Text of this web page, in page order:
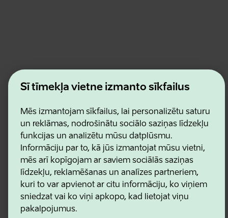
Šī tīmekļa vietne izmanto sīkfailus
Mēs izmantojam sīkfailus, lai personalizētu saturu
un reklāmas, nodrošinātu sociālo saziņas līdzekļu
funkcijas un analizētu mūsu datplūsmu.
Informāciju par to, kā jūs izmantojat mūsu vietni,
mēs arī kopīgojam ar saviem sociālās saziņas
līdzekļu, reklamēšanas un analīzes partneriem,
kuri to var apvienot ar citu informāciju, ko viņiem
sniedzat vai ko viņi apkopo, kad lietojat viņu
pakalpojumus.
Kontakti
Lietošanas noteikumi
Sīkdatņu un konfidencialitātes politika